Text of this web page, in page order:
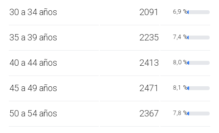
30 a 34 años 2091 6,9 %
35 a 39 años 2235 7,4 %
40 a 44 años 2413 8,0 %
45 a 49 años 2471 8,1 %
50 a 54 años 2367 7,8 %